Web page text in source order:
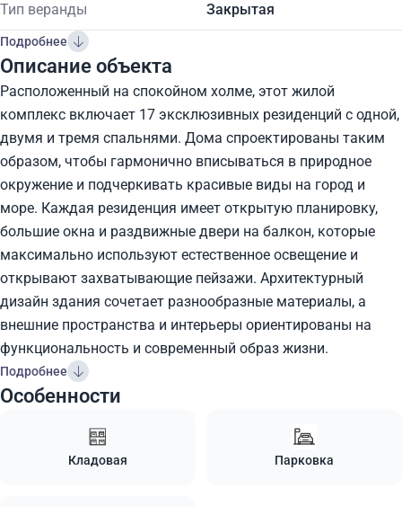
Тип веранды Закрытая
Подробнее
Описание объекта
Расположенный на спокойном холме, этот жилой
комплекс включает 17 эксклюзивных резиденций с одной,
двумя и тремя спальнями. Дома спроектированы таким
образом, чтобы гармонично вписываться в природное
окружение и подчеркивать красивые виды на город и
море. Каждая резиденция имеет открытую планировку,
большие окна и раздвижные двери на балкон, которые
максимально используют естественное освещение и
открывают захватывающие пейзажи. Архитектурный
дизайн здания сочетает разнообразные материалы, а
внешние пространства и интерьеры ориентированы на
функциональность и современный образ жизни.
Подробнее
Особенности
Кладовая Парковка